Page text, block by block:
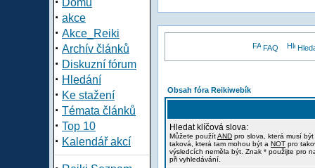
Domů
· akce
· Akce_Reiki
· Archív článků
· Diskuzní fórum
· Hledání
· Ke stažení
· Témata článků
· Top 10
· Kalendář akcí
FAQ
Obsah fóra Reikiwebík
Hledat klíčová slova:
Můžete použítAND pro slova, která musí
taková, která tam mohou být a NOT pro
výsledcích neměla být. Znak * použijte pro
při vyhledávání.